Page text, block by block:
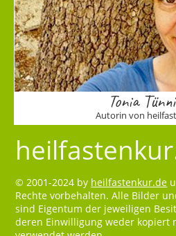
Tonia
Autorin von
© 2001-2024 by heilfastenkur.de
Rechte vorbehalten. Alle Bilder
sind Eigentum der jeweiligen
deren Einwilligung weder kopiert